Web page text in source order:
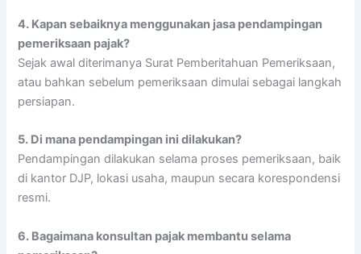
4. Kapan sebaiknya menggunakan jasa pendampingan
pemeriksaan pajak?
Sejak awal diterimanya Surat Pemberitahuan Pemeriksaan,
atau bahkan sebelum pemeriksaan dimulai sebagai langkah
persiapan.
5. Di mana pendampingan ini dilakukan?
Pendampingan dilakukan selama proses pemeriksaan, baik
di kantor DJP, lokasi usaha, maupun secara korespondensi
resmi.
6. Bagaimana konsultan pajak membantu selama